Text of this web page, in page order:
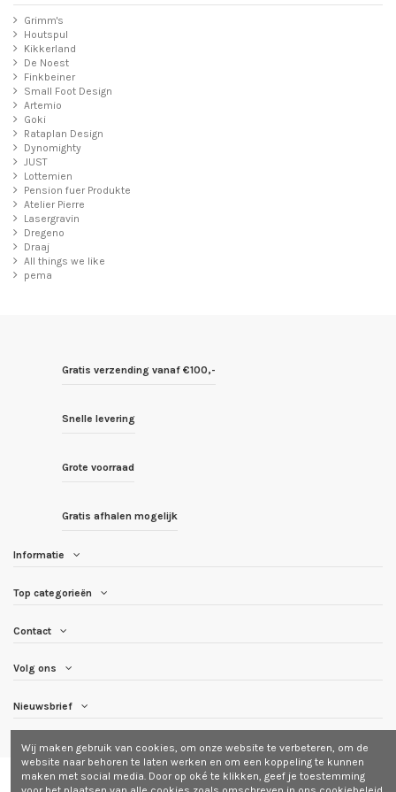
Grimm's
Houtspul
Kikkerland
De Noest
Finkbeiner
Small Foot Design
Artemio
Goki
Rataplan Design
Dynomighty
JUST
Lottemien
Pension fuer Produkte
Atelier Pierre
Lasergravin
Dregeno
Draaj
All things we like
pema
Gratis verzending vanaf €100,-
Snelle levering
Grote voorraad
Gratis afhalen mogelijk
Informatie
Top categorieën
Contact
Volg ons
Nieuwsbrief
Wij maken gebruik van cookies, om onze website te verbeteren, om de
website naar behoren te laten werken en om een koppeling te kunnen
maken met social media. Door op oké te klikken, geef je toestemming